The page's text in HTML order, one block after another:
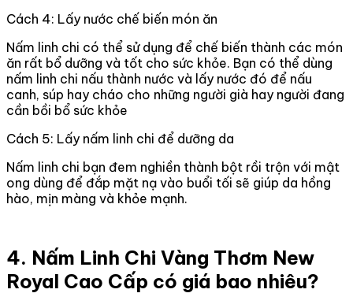
Cách 4: Lấy nước chế biến món ăn
Nấm linh chi có thể sử dụng để chế biến thành các món
ăn rất bổ dưỡng và tốt cho sức khỏe. Bạn có thể dùng
nấm linh chi nấu thành nước và lấy nước đó để nấu
canh, súp hay cháo cho những người già hay người đang
cần bồi bổ sức khỏe
Cách 5: Lấy nấm linh chi để dưỡng da
Nấm linh chi bạn đem nghiền thành bột rồi trộn với mật
ong dùng để đắp mặt nạ vào buổi tối sẽ giúp da hồng
hào, mịn màng và khỏe mạnh.
4. Nấm Linh Chi Vàng Thơm New
Royal Cao Cấp có giá bao nhiêu?